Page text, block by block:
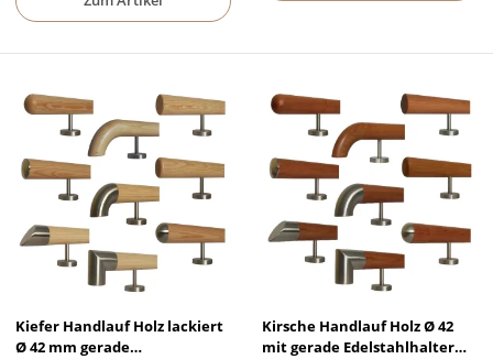
Kiefer Handlauf Holz lackiert
Ø 42 mm gerade
Kirsche Handlauf Holz Ø 42
mit gerade Edelstahlhalter